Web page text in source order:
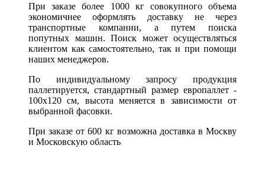
При заказе более 1000 кг совокупного объема
экономичнее оформлять доставку не через
транспортные компании, а путем поиска
попутных машин. Поиск может осуществляться
клиентом как самостоятельно, так и при помощи
наших менеджеров.
По индивидуальному запросу продукция
паллетируется, стандартный размер европаллет -
100х120 см, высота меняется в зависимости от
выбранной фасовки.
При заказе от 600 кг возможна доставка в Москву
и Московскую область